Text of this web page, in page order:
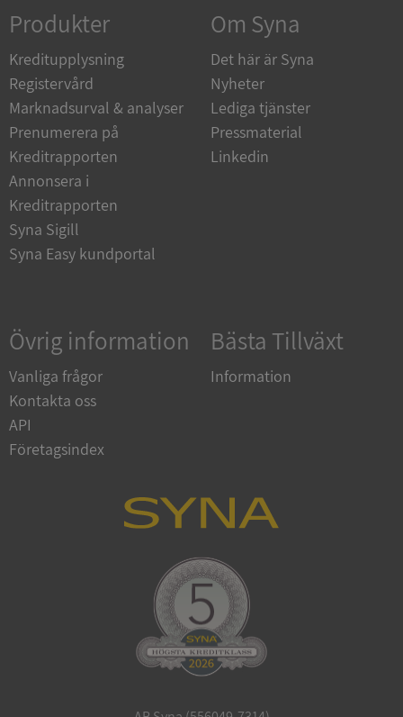
Produkter
Kreditupplysning
Registervård
Marknadsurval & analyser
Prenumerera på
Kreditrapporten
Annonsera i
Kreditrapporten
Syna Sigill
Syna Easy kundportal
Om Syna
Det här är Syna
Nyheter
Lediga tjänster
Pressmaterial
Linkedin
Övrig information
Vanliga frågor
Kontakta oss
API
Företagsindex
Bästa Tillväxt
Information
Strikt nödvändigt Prestanda
Inriktning
Oklassificerade
Strikt nödvändiga kakor tillåter kärnwebbplatsfunktioner
som användarinloggning och kontohantering.
Webbplatsen kan inte användas ordentligt utan strikt
Namn
__RequestVerificationToken
ASP.NET_SessionId
Microsoft
Policy